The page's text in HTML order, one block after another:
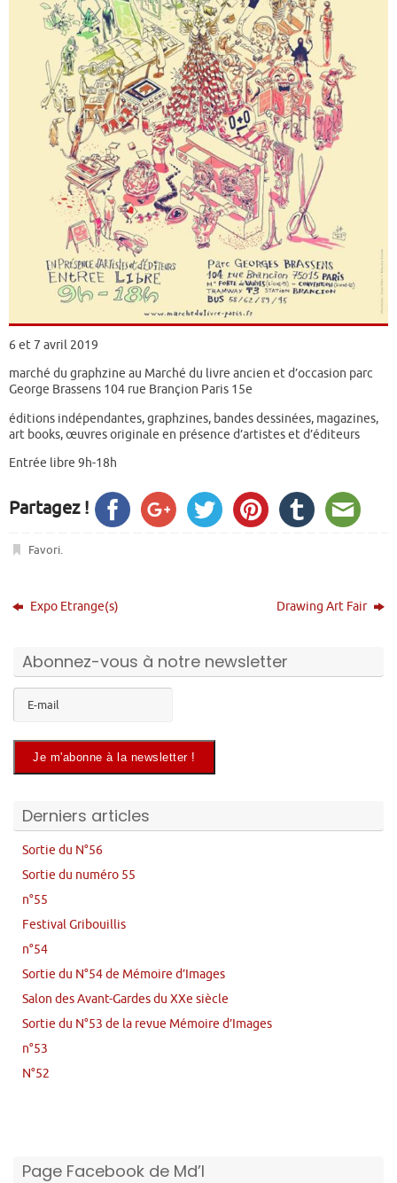
6 et 7 avril 2019
marché du graphzine au Marché du livre ancien et d’occasion parc
George Brassens 104 rue Brançion Paris 15e
éditions indépendantes, graphzines, bandes dessinées, magazines,
art books, œuvres originale en présence d’artistes et d’éditeurs
Entrée libre 9h-18h
Partagez !
Favori.
Expo Etrange(s) Drawing Art Fair
Abonnez-vous à notre newsletter
Derniers articles
Sortie du N°56
Sortie du numéro 55
n°55
Festival Gribouillis
n°54
Sortie du N°54 de Mémoire d’Images
Salon des Avant-Gardes du XXe siècle
Sortie du N°53 de la revue Mémoire d’Images
n°53
N°52
Page Facebook de Md’I